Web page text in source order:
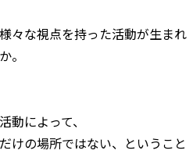
々な視点を持った活動が生まれ
。
動によって、
けの場所ではない、ということ